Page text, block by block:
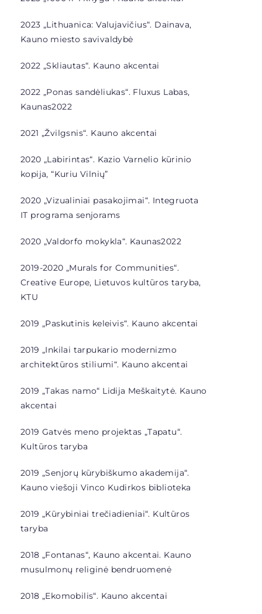
2023 „Lithuanica: Valujavičius“. Dainava,
Kauno miesto savivaldybė
2022 „Skliautas“. Kauno akcentai
2022 „Ponas sandėliukas“. Fluxus Labas,
Kaunas2022
2021 „Žvilgsnis“. Kauno akcentai
2020 „Labirintas“. Kazio Varnelio kūrinio
kopija, “Kuriu Vilnių”
2020 „Vizualiniai pasakojimai“. Integruota
IT programa senjorams
2020 „Valdorfo mokykla“. Kaunas2022
2019-2020 „Murals for Communities“.
Creative Europe, Lietuvos kultūros taryba,
KTU
2019 „Paskutinis keleivis“. Kauno akcentai
2019 „Inkilai tarpukario modernizmo
architektūros stiliumi“. Kauno akcentai
2019 „Takas namo“ Lidija Meškaitytė. Kauno
akcentai
2019 Gatvės meno projektas „Tapatu“.
Kultūros taryba
2019 „Senjorų kūrybiškumo akademija“.
Kauno viešoji Vinco Kudirkos biblioteka
2019 „Kūrybiniai trečiadieniai“. Kultūros
taryba
2018 „Fontanas“, Kauno akcentai. Kauno
musulmonų religinė bendruomenė
2018 „Ekomobilis“. Kauno akcentai